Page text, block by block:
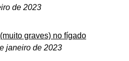
de 2023
graves) no fígado
janeiro de 2023